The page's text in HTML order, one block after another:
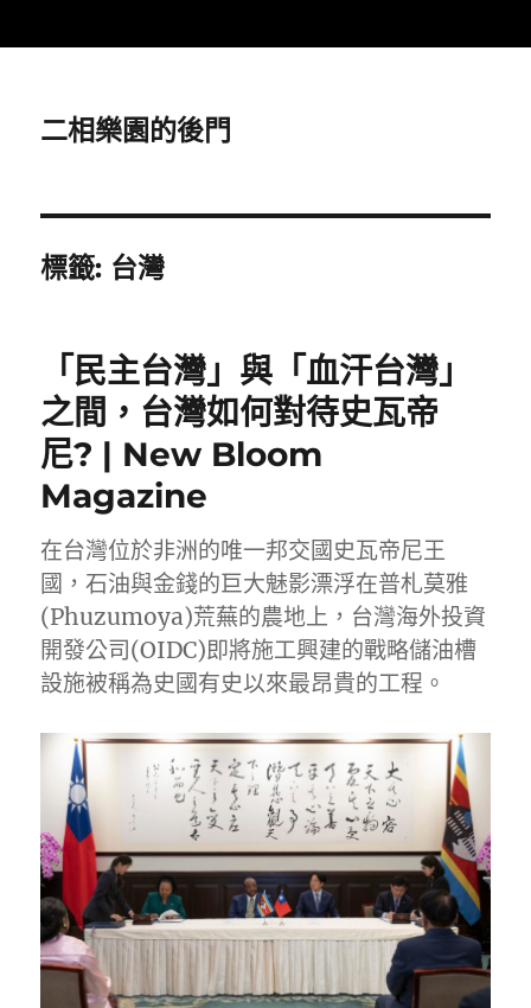
二相樂園的後門
標籤: 台灣
「民主台灣」與「血汗台灣」
之間，台灣如何對待史瓦帝
尼? | New Bloom
Magazine
在台灣位於非洲的唯一邦交國史瓦帝尼王
國，石油與金錢的巨大魅影漂浮在普札莫雅
(Phuzumoya)荒蕪的農地上，台灣海外投資
開發公司(OIDC)即將施工興建的戰略儲油槽
設施被稱為史國有史以來最昂貴的工程。